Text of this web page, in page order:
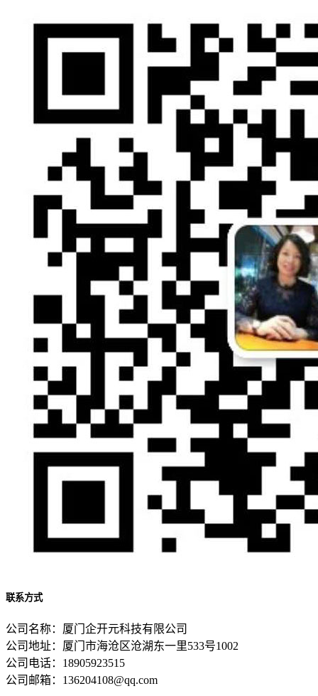
联系方式
公司名称：厦门企开元科技有限公司
公司地址：厦门市海沧区沧湖东一里533号1002
公司电话：18905923515
公司邮箱：136204108@qq.com